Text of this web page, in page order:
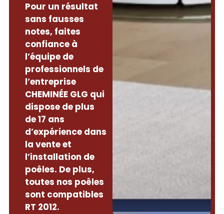
Pour un résultat
sans fausses
notes, faites
confiance à
l’équipe de
professionnels de
l’entreprise
CHEMINÉE GLG qui
dispose de plus
de 17 ans
d’expérience dans
la vente et
l’installation de
poêles. De plus,
toutes nos poêles
sont compatibles
RT 2012.